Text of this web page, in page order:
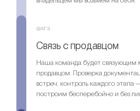
инвестиций?
Мы поможем вам приобрести актив,
Оставить заявку
ШАГ 3.
Связь с продавцом
Наша команда будет связующим
продавцом. Проверка
встреч, контроль каждого этапа
построим бесперебойно и без